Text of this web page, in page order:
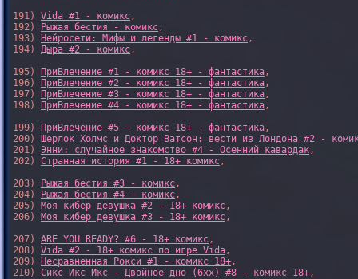
191) Vida #1 - комикс,
192)
Рыжая бестия - комикс,
193)
Нейросети: Мифы и легенды #1 - комикс,
194) Дыра #2 - комикс,
195)
ПриВлечение #1 - комикс 18+ - фантастика,
196)
ПриВлечение #2 - комикс 18+ - фантастика,
197)
ПриВлечение #3 - комикс 18+ - фантастика,
198)
ПриВлечение #4 - комикс 18+ - фантастика,
199)
ПриВлечение #5 - комикс 18+ - фантастика,
200) Шерлок Холмс и Доктор Ватсон: вести из Лондона #2 -
201) Энни: случайное знакомство #4 - Осенний кавардак,
202) Странная история #1 - 18+ комикс,
203)
Рыжая бестия #3 - комикс,
204)
Рыжая бестия #4 - комикс,
205) Моя кибер девушка #2 - 18+ комикс,
206) Моя кибер девушка #3 - 18+ комикс,
207) ARE YOU READY? #6 - 18+ комикс,
208) Vida #2 - 18+ комикс по игре Vida,
209)
Несравненная Рокси #1 - комикс 18+,
210) Сикс Икс Икс - Двойное дно (6xx) #8 - комикс 18+,